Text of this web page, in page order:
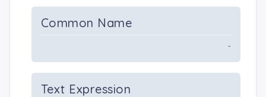
Common Name
-
Text Expression